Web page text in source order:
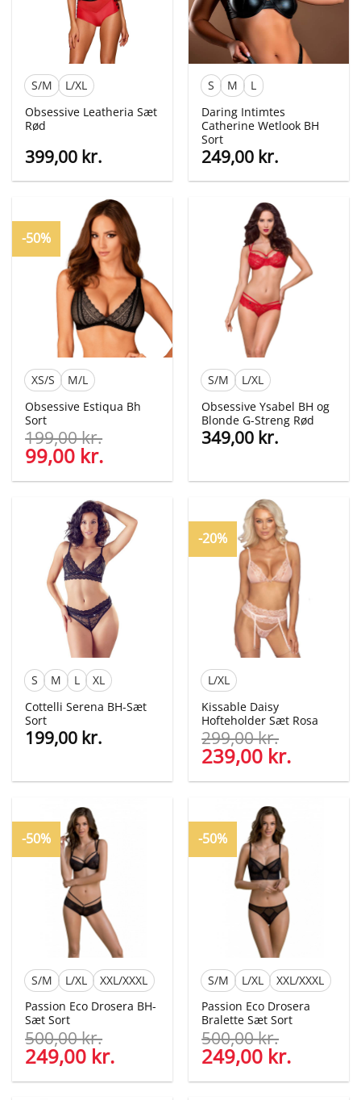
S/M
L/XL
Obsessive Leatheria Sæt
Rød
399,00 kr.
S M
L
Daring Intimtes
Catherine Wetlook BH
Sort
249,00 kr.
-50%
XS/S
M/L
Obsessive Estiqua Bh
Sort
199,00kr.
Den
oprindelige
pris
199,00 kr..
99,00 kr.
pris
er:
99,00 kr..
S/M
L/XL
Obsessive Ysabel BH og
Blonde G-Streng Rød
349,00 kr.
S M L
XL
Cottelli Serena BH-Sæt
Sort
199,00 kr.
-20%
L/XL
Kissable Daisy
Hofteholder Sæt Rosa
299,00kr.
Den
oprindelige
pris
299,00 kr..
239,00 kr.
pris
-50%
S/M L/XL
XXL/XXXL
Passion Eco Drosera BH-
Sæt Sort
500,00kr.
Den
oprindelige
pris
249,00 kr.
aktuelle
pris
-50%
S/M L/XL
XXL/XXXL
Passion Eco Drosera
Bralette Sæt Sort
500,00kr.
Den
oprindelige
pris
249,00 kr.
aktuelle
pris